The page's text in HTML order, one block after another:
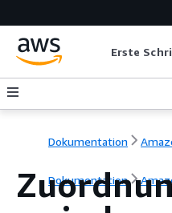
Erste
Dokumentation
Dokumentation